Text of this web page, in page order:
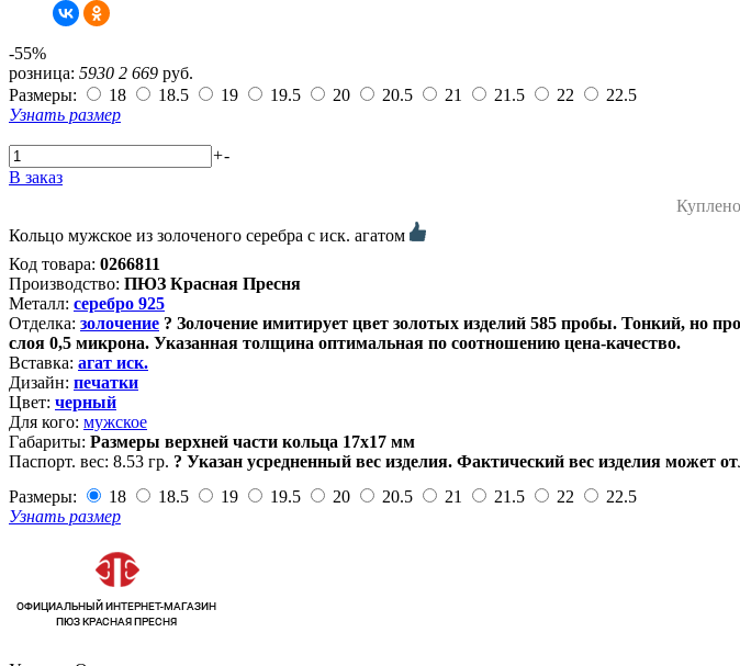
-55%
розница: 5930 2 669 руб.
Размеры:
18 18.5 19 19.5 20 20.5 21 21.5 22
22.5
Узнать размер
+-
В заказ
Кольцо мужское из золоченого серебра с иск. агатом
Код товара: 0266811
Производство: ПЮЗ Красная Пресня
Металл: серебро 925
Отделка: золочение ? Золочение имитирует цвет золотых изделий 585 пробы. Тонкий, но
слоя 0,5 микрона. Указанная толщина оптимальная по соотношению цена-качество.
Вставка: агат иск.
Дизайн: печатки
Цвет: черный
Для кого: мужское
Габариты: Размеры верхней части кольца 17х17 мм
Паспорт. вес: 8.53 гр. ? Указан усредненный вес изделия. Фактический вес изделия может
Размеры:
18 18.5 19 19.5 20 20.5 21 21.5 22
22.5
Узнать размер